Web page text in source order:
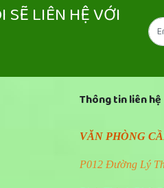
nách, cá suối nướng,
SẼ LIÊN HỆ VỚI
Thông tin liên hệ
VĂN PHÒNG
P012 Đường Lý